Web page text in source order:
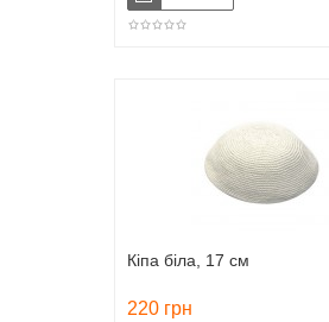
Кіпа біла, 17 см
220 грн